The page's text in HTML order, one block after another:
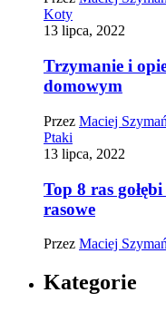
Koty
13 lipca, 2022
Trzymanie i
domowym
Przez Maciej
Ptaki
13 lipca, 2022
Top 8 ras
rasowe
Przez Maciej
Kategorie